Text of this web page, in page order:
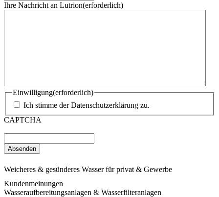
Ihre Nachricht an Lutrion(erforderlich)
Einwilligung(erforderlich)
Ich stimme der Datenschutzerklärung zu.
CAPTCHA
Weicheres & gesünderes Wasser für privat & Gewerbe
Kundenmeinungen
Wasseraufbereitungsanlagen & Wasserfilteranlagen